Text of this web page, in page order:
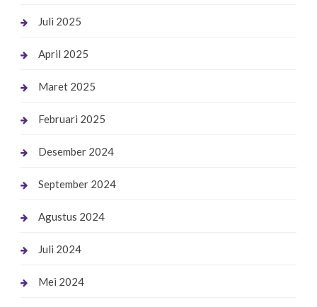
Juli 2025
April 2025
Maret 2025
Februari 2025
Desember 2024
September 2024
Agustus 2024
Juli 2024
Mei 2024